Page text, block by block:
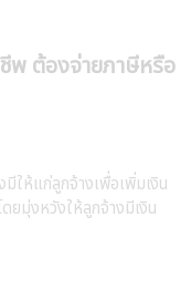
พ ต้องจ่ายภาษีหรือ
ให้แก่ลูกจ้างเพื่อเพิ่มเงิน
ยมุ่งหวังให้ลูกจ้างมีเงิน